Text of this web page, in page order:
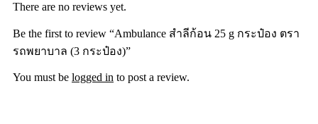
There are no reviews yet.
Be the first to review “Ambulance สำลีก้อน 25 g กระป๋อง ตรา
รถพยาบาล (3 กระป๋อง)”
You must be logged in to post a review.